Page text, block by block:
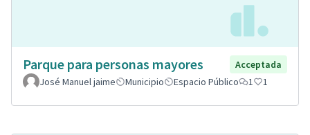
Parque para personas mayores
Acceptada
José Manuel jaime
Municipio Espacio Público 1 1